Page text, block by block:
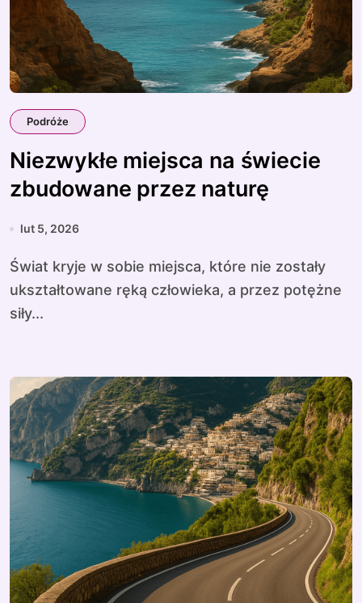
Podróże
Niezwykłe miejsca na świecie
zbudowane przez naturę
lut 5, 2026
Świat kryje w sobie miejsca, które nie zostały
ukształtowane ręką człowieka, a przez potężne
siły...